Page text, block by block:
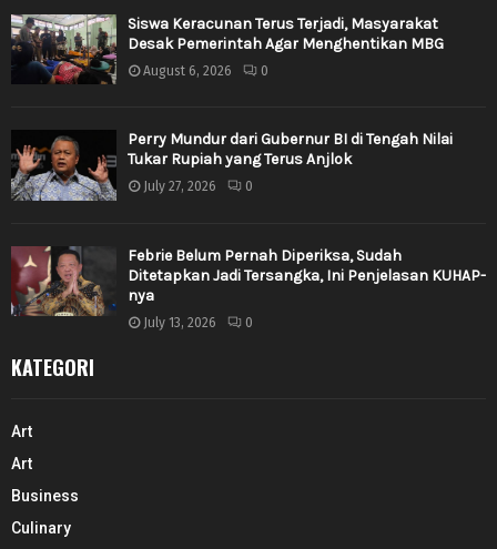
Siswa Keracunan Terus Terjadi, Masyarakat
Desak Pemerintah Agar Menghentikan MBG
August 6, 2026 0
Perry Mundur dari Gubernur BI di Tengah Nilai
Tukar Rupiah yang Terus Anjlok
July 27, 2026 0
Febrie Belum Pernah Diperiksa, Sudah
Ditetapkan Jadi Tersangka, Ini Penjelasan KUHAP-
nya
July 13, 2026 0
KATEGORI
Art
Art
Business
Culinary